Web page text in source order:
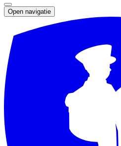
Open navigatie